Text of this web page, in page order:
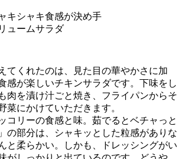
キシャキ食感が決め手
ュームサラダ
てくれたのは、見た目の華やかさに加
感が楽しいチキンサラダです。下味をし
肉を漬け汁ごと焼き、フライパンからそ
菜にかけていただきます。
コリーの食感と味。茹でるとベチャっと
の部分は、シャキッとした粒感がありな
と柔らかい。しかも、ドレッシングがい